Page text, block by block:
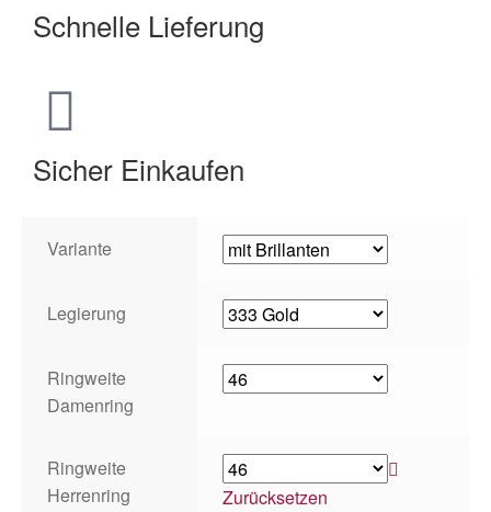
Schnelle Lieferung
Sicher Einkaufen
Variante
Legierung
Ringweite
Damenring
Ringweite
Herrenring
Zurücksetzen